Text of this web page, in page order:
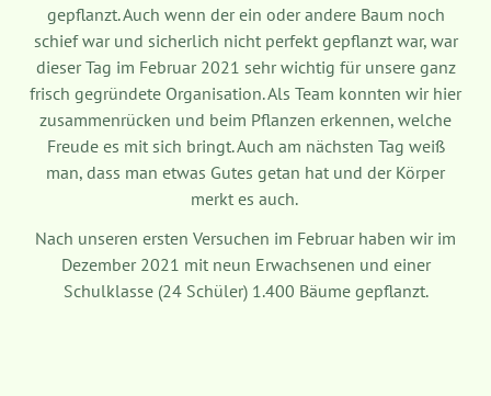
gepflanzt. Auch wenn der ein oder andere Baum noch
schief war und sicherlich nicht perfekt gepflanzt war, war
dieser Tag im Februar 2021 sehr wichtig für unsere ganz
frisch gegründete Organisation. Als Team konnten wir hier
zusammenrücken und beim Pflanzen erkennen, welche
Freude es mit sich bringt. Auch am nächsten Tag weiß
man, dass man etwas Gutes getan hat und der Körper
merkt es auch.
Nach unseren ersten Versuchen im Februar haben wir im
Dezember 2021 mit neun Erwachsenen und einer
Schulklasse (24 Schüler) 1.400 Bäume gepflanzt.